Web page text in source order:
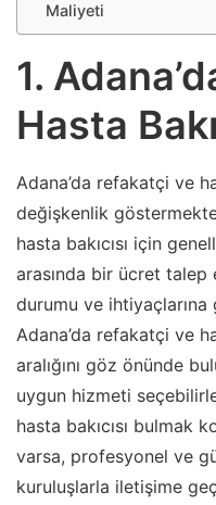
Maliyeti
1.
Hasta
Adana’da refakatçi ve
değişkenlik
hasta bakıcısı için
arasında bir ücret talep
durumu ve
Adana’da refakatçi ve
aralığını göz önünde
uygun hizmeti
hasta bakıcısı bulmak
varsa, profesyonel ve
kuruluşlarla iletişime